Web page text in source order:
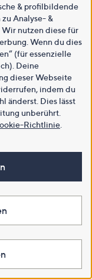
& profilbildende
Analyse- &
Wir nutzen diese für
Wenn du dies
(für essenzielle
Deine
dieser Webseite
indem du
änderst. Dies lässt
unberührt.
Richtlinie